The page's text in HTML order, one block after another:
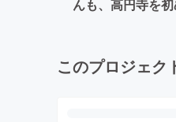
んも、高円寺を
このプロジェク